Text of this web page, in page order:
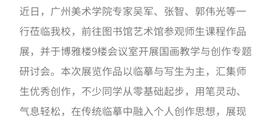
近日，广州美术学院专家吴军、张智、郭伟光等一
行莅临我校，前往图书馆艺术馆参观师生课程作品
展，并于博雅楼9楼会议室开展国画教学与创作专题
研讨会。本次展览作品以临摹与写生为主，汇集师
生优秀创作，不少同学从零基础起步，用笔灵动、
气息轻松，在传统临摹中融入个人创作思想，展现